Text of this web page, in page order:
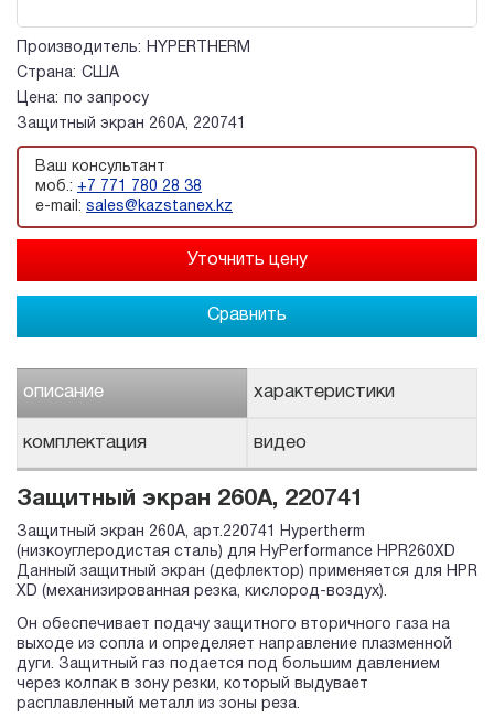
Производитель:
HYPERTHERM
Страна: США
Цена:
по запросу
Защитный экран 260A, 220741
Ваш консультант
моб.: +7 771 780 28 38
e-mail: sales@kazstanex.kz
Сравнить
описание характеристики
комплектация видео
Защитный экран 260A, 220741
Защитный экран 260A, арт.220741 Hypertherm
(низкоуглеродистая сталь) для HyPerformance HPR260XD
Данный защитный экран (дефлектор) применяется для HPR
XD (механизированная резка, кислород-воздух).
Он обеспечивает подачу защитного вторичного газа на
выходе из сопла и определяет направление плазменной
дуги. Защитный газ подается под большим давлением
через колпак в зону резки, который выдувает
расплавленный металл из зоны реза.